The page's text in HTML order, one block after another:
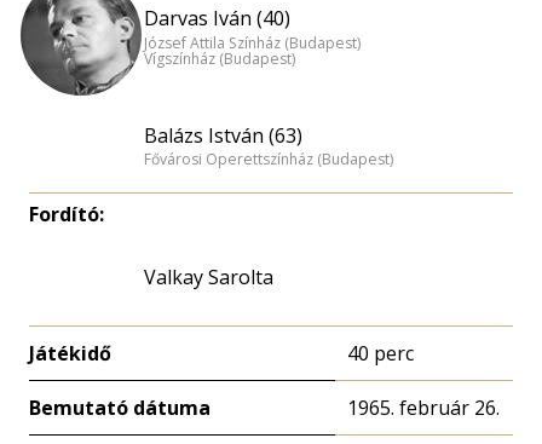
Darvas Iván (40)
József Attila Színház (Budapest)
Vígszínház (Budapest)
Balázs István (63)
Fővárosi Operettszínház (Budapest)
Fordító:
Valkay Sarolta
Játékidő 40 perc
Bemutató dátuma 1965. február 26.